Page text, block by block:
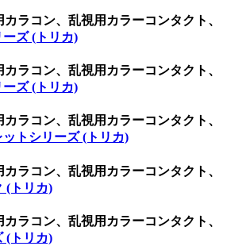
ラコン、乱視用カラーコンタクト、
ズ (トリカ)
ラコン、乱視用カラーコンタクト、
ズ (トリカ)
ラコン、乱視用カラーコンタクト、
ットシリーズ (トリカ)
ラコン、乱視用カラーコンタクト、
(トリカ)
ラコン、乱視用カラーコンタクト、
(トリカ)